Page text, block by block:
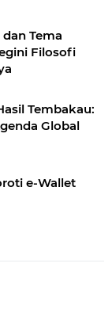
Tema
Filosofi
Tembakau:
Global
e-Wallet